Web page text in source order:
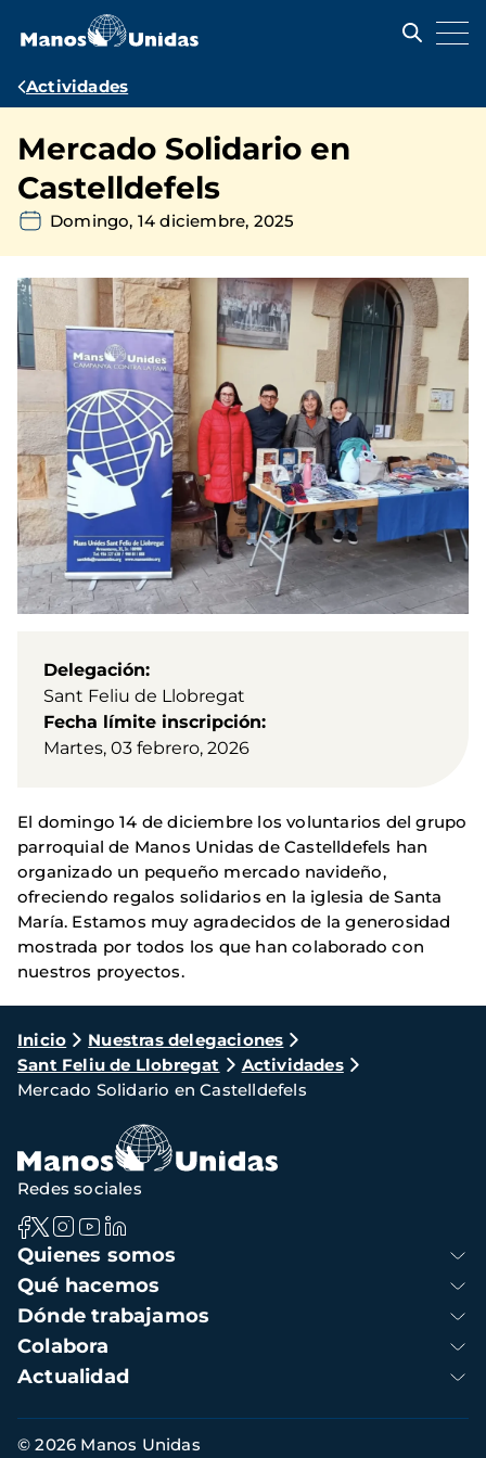
contenido
Ruta
navegación
Actividades
Mercado Solidario en
Castelldefels
Domingo, 14 diciembre, 2025
Delegación
Sant Feliu de Llobregat
Fecha límite inscripción
Martes, 03 febrero, 2026
El domingo 14 de diciembre los voluntarios del grupo
parroquial de Manos Unidas de Castelldefels han
organizado un pequeño mercado navideño,
ofreciendo regalos solidarios en la iglesia de Santa
María. Estamos muy agradecidos de la generosidad
mostrada por todos los que han colaborado con
nuestros proyectos.
Ruta
de
navegación
Inicio
Nuestras delegaciones
Sant Feliu de Llobregat
Actividades
Mercado Solidario en Castelldefels
Navegación
principal
Quienes somos
Qué hacemos
Dónde trabajamos
Colabora
Actualidad
Redes sociales
Información
© 2026 Manos Unidas